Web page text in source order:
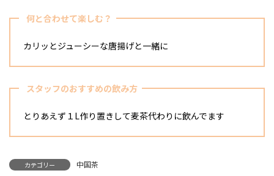
何と合わせて楽しむ？
カリッとジューシーな唐揚げと一緒に
スタッフのおすすめの飲み方
とりあえず１L作り置きして麦茶代わりに飲んでます
カテゴリー 中国茶